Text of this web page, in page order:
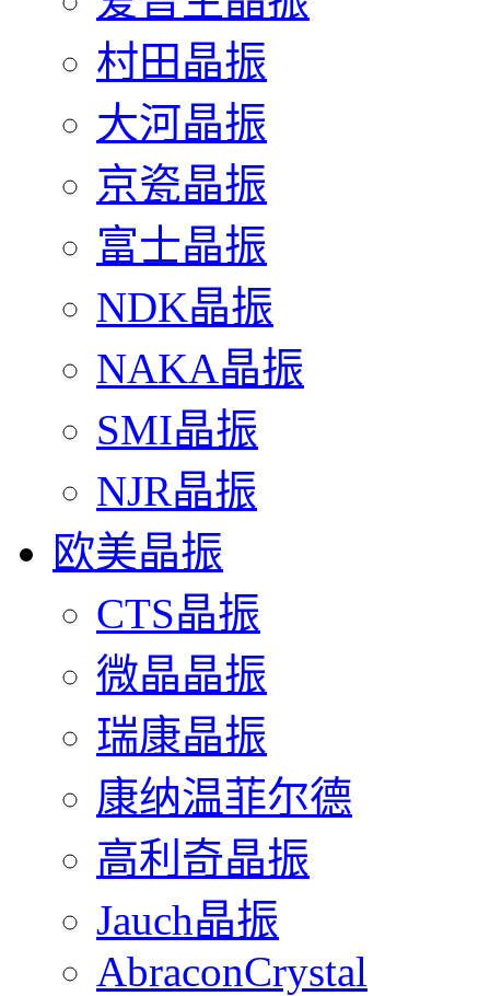
村田晶振
大河晶振
京瓷晶振
富士晶振
NDK晶振
NAKA晶振
SMI晶振
NJR晶振
欧美晶振
CTS晶振
微晶晶振
瑞康晶振
康纳温菲尔德
高利奇晶振
Jauch晶振
AbraconCrystal